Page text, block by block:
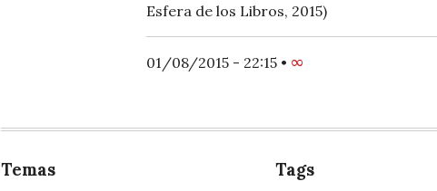
Esfera de los Libros, 2015)
01/08/2015 - 22:15 • ∞
Temas Tags